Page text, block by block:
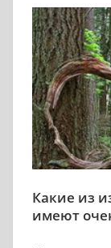
Какие из
имеют